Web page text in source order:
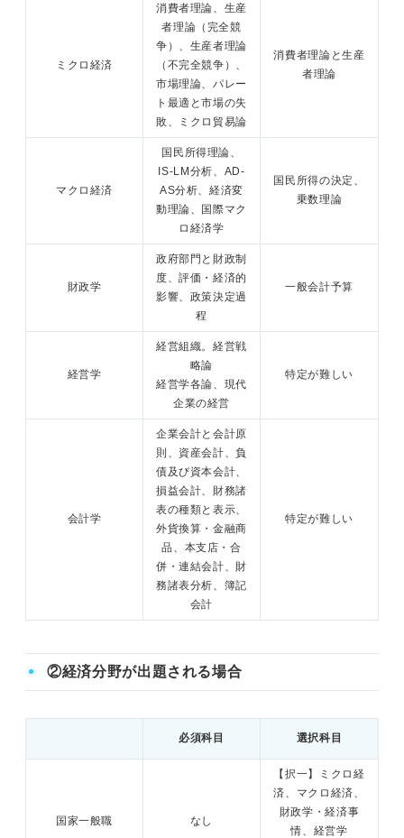
ミクロ経済
消費者理論、生産
者理論（完全競
争）、生産者理論
（不完全競争）、
市場理論、パレー
ト最適と市場の失
敗、ミクロ貿易論
消費者理論と生産
者理論
マクロ経済
国民所得理論、
IS-LM分析、AD-
AS分析、経済変
動理論、国際マク
ロ経済学
国民所得の決定、
乗数理論
財政学
政府部門と財政制
度、評価・経済的
影響、政策決定過
程
一般会計予算
経営学
経営組織。経営戦
略論
経営学各論、現代
企業の経営
特定が難しい
会計学
企業会計と会計原
則、資産会計、負
債及び資本会計、
損益会計、財務諸
表の種類と表示、
外貨換算・金融商
品、本支店・合
併・連結会計、財
務諸表分析、簿記
会計
特定が難しい
②経済分野が出題される場合
必須科目 選択科目
国家一般職 なし
【択一】ミクロ経
済、マクロ経済、
財政学・経済事
情、経営学